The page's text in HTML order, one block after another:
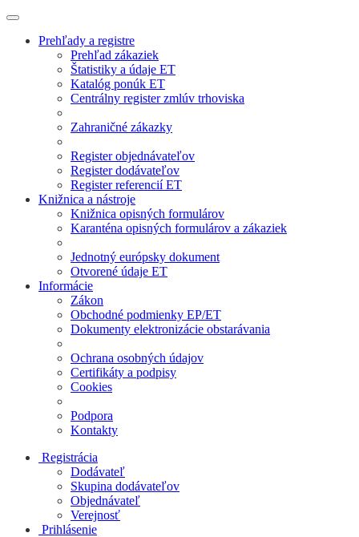
Prehľady a registre
Prehľad zákaziek
Štatistiky a údaje ET
Katalóg ponúk ET
Centrálny register zmlúv trhoviska
Zahraničné zákazky
Register objednávateľov
Register dodávateľov
Register referencií ET
Knižnica a nástroje
Knižnica opisných formulárov
Karanténa opisných formulárov a zákaziek
Jednotný európsky dokument
Otvorené údaje ET
Informácie
Zákon
Obchodné podmienky EP/ET
Dokumenty elektronizácie obstarávania
Ochrana osobných údajov
Certifikáty a podpisy
Cookies
Podpora
Kontakty
Registrácia
Dodávateľ
Skupina dodávateľov
Objednávateľ
Verejnosť
Prihlásenie